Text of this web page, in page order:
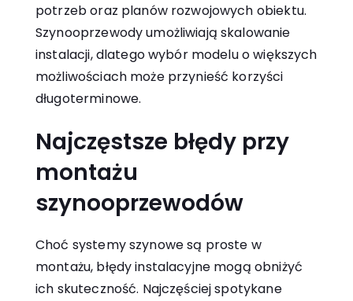
potrzeb oraz planów rozwojowych obiektu.
Szynooprzewody umożliwiają skalowanie
instalacji, dlatego wybór modelu o większych
możliwościach może przynieść korzyści
długoterminowe.
Najczęstsze błędy przy
montażu
szynooprzewodów
Choć systemy szynowe są proste w
montażu, błędy instalacyjne mogą obniżyć
ich skuteczność. Najczęściej spotykane